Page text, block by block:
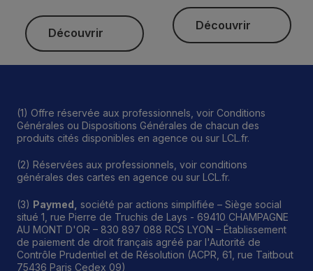
Découvrir
Découvrir
Découvrir
Découvrir
(1) Offre réservée aux professionnels, voir Conditions
Générales ou Dispositions Générales de chacun des
produits cités disponibles en agence ou sur LCL.fr.
(2) Réservées aux professionnels, voir conditions
générales des cartes en agence ou sur LCL.fr.
(3) Paymed, société par actions simplifiée – Siège social
situé 1, rue Pierre de Truchis de Lays - 69410 CHAMPAGNE
AU MONT D'OR – 830 897 088 RCS LYON – Établissement
de paiement de droit français agréé par l'Autorité de
Contrôle Prudentiel et de Résolution (ACPR, 61, rue Taitbout
75436 Paris Cedex 09)